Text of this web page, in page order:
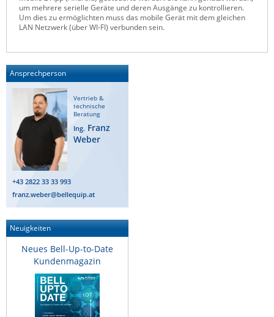
um mehrere serielle Geräte und deren Ausgänge zu kontrollieren.
Um dies zu ermöglichten muss das mobile Gerät mit dem gleichen
LAN Netzwerk (über WI-FI) verbunden sein.
Ansprechperson
Vertrieb &
technische
Beratung
Ing. Franz
Weber
+43 2822 33 33 993
franz.weber@bellequip.at
Neuigkeiten
Neues Bell-Up-to-Date
Kundenmagazin